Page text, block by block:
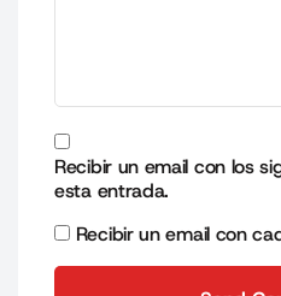
Recibir un email con los
esta entrada.
Recibir un email con